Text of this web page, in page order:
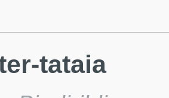
tataia